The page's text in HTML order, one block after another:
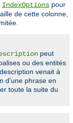
IndexOptions pour
de cette colonne,
peut
ou des entités
venait à
d'une phrase en
toute la suite du